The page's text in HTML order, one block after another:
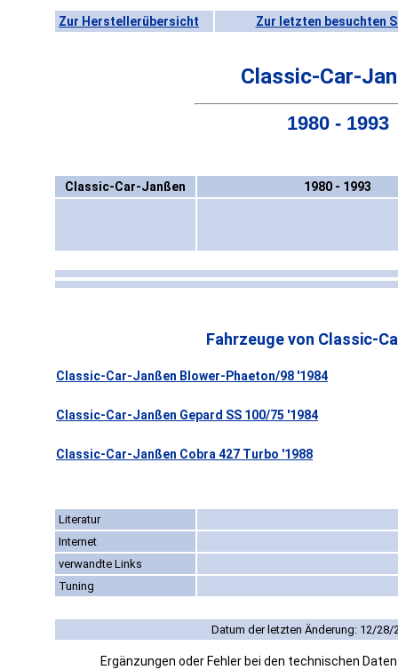
Zur Herstellerübersicht Zur letzten besuchten
Classic-Car-
1980 - 1993
Classic-Car-Janßen 1980 - 1993
Fahrzeuge von Classic-
Classic-Car-Janßen Blower-Phaeton/98 '1984
Classic-Car-Janßen Gepard SS 100/75 '1984
Classic-Car-Janßen Cobra 427 Turbo '1988
Literatur
Internet
verwandte Links
Tuning
Datum der letzten Änderung: 12/28/
Ergänzungen oder Fehler bei den technischen